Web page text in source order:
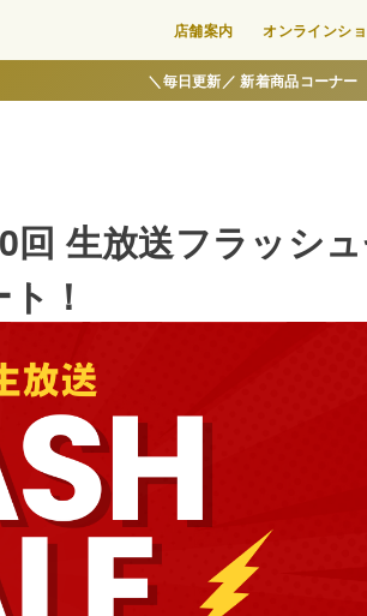
店舗案内 オンラインシ
＼毎日更新／ 新着商品コーナー
回 生放送フラッシ
！